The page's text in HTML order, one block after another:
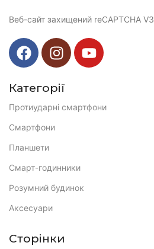
Веб-сайт захищений reCAPTCHA V3
Категорії
Протиударні смартфони
Смартфони
Планшети
Смарт-годинники
Розумний будинок
Аксесуари
Сторінки